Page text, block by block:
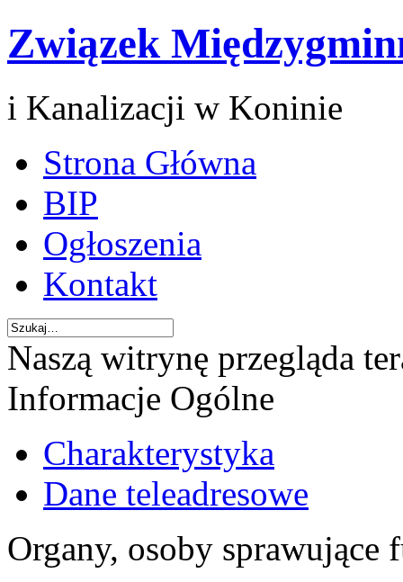
Związek
i Kanalizacji w Koninie
Strona Główna
BIP
Ogłoszenia
Kontakt
Naszą witrynę przegląda
Informacje Ogólne
Charakterystyka
Dane teleadresowe
Organy, osoby